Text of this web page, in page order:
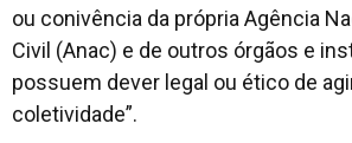
ou conivência da própria Agência
Civil (Anac) e de outros órgãos e
possuem dever legal ou ético de
coletividade”.